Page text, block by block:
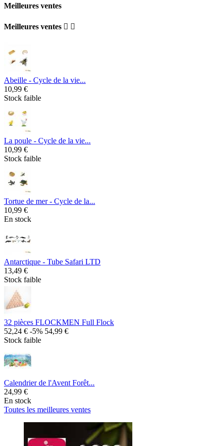
Meilleures ventes
Meilleures ventes  
Abeille - Cycle de la vie...
10,99 €
Stock faible
La poule - Cycle de la vie...
10,99 €
Stock faible
Tortue de mer - Cycle de la...
10,99 €
En stock
Antarctique - Tube Safari LTD
13,49 €
Stock faible
32 pièces FLOCKMEN Full Flock
52,24 € -5% 54,99 €
Stock faible
Calendrier de l'Avent Forêt...
24,99 €
En stock
Toutes les meilleures ventes